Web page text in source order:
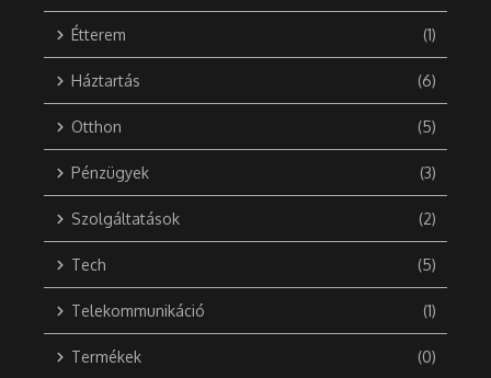
Étterem (1)
Háztartás (6)
Otthon (5)
Pénzügyek (3)
Szolgáltatások (2)
Tech (5)
Telekommunikáció (1)
Termékek (0)